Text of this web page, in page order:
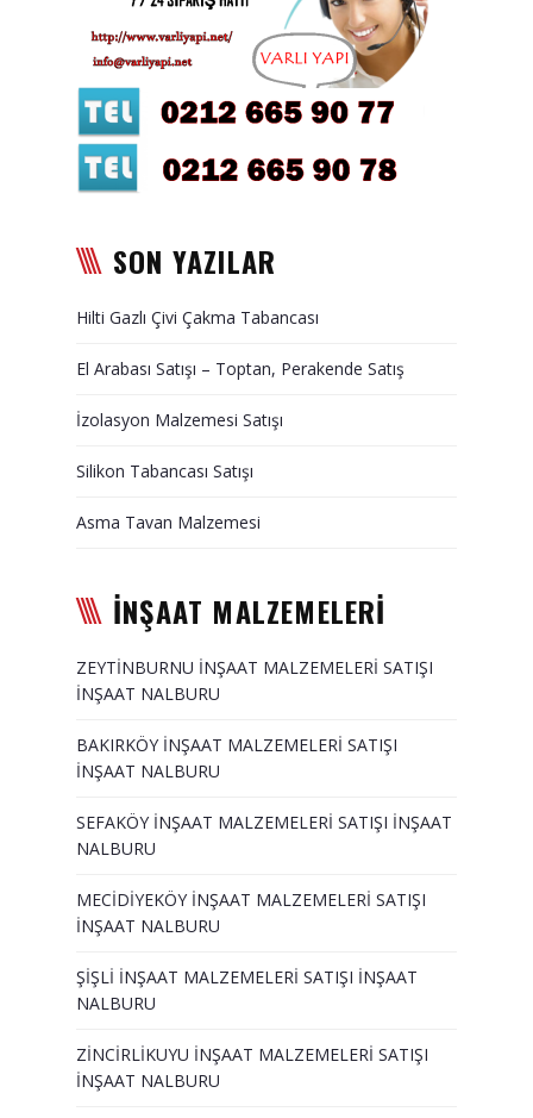
Sandviç Panel Malzemesi
Satışı
Asma Tavan Malzemesi
BİZE ULAŞINSON YAZILAR
Hilti Gazlı Çivi Çakma Tabancası
El Arabası Satışı – Toptan, Perakende Satış
İzolasyon Malzemesi Satışı
Silikon Tabancası Satışı
Asma Tavan Malzemesi
İNŞAAT MALZEMELERİ
ZEYTİNBURNU İNŞAAT MALZEMELERİ SATIŞI
İNŞAAT NALBURU
BAKIRKÖY İNŞAAT MALZEMELERİ SATIŞI
İNŞAAT NALBURU
SEFAKÖY İNŞAAT MALZEMELERİ SATIŞI İNŞAAT
NALBURU
MECİDİYEKÖY İNŞAAT MALZEMELERİ SATIŞI
İNŞAAT NALBURU
ŞİŞLİ İNŞAAT MALZEMELERİ SATIŞI İNŞAAT
NALBURU
ZİNCİRLİKUYU İNŞAAT MALZEMELERİ SATIŞI
İNŞAAT NALBURU